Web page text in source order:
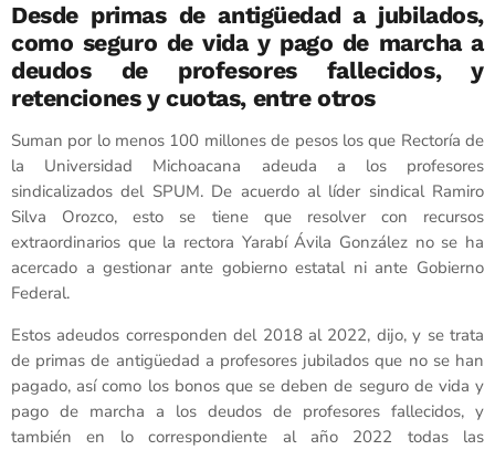
Desde primas de antigüedad a jubilados,
como seguro de vida y pago de marcha a
deudos de profesores fallecidos, y
retenciones y cuotas, entre otros
Suman por lo menos 100 millones de pesos los que Rectoría de
la Universidad Michoacana adeuda a los profesores
sindicalizados del SPUM. De acuerdo al líder sindical Ramiro
Silva Orozco, esto se tiene que resolver con recursos
extraordinarios que la rectora Yarabí Ávila González no se ha
acercado a gestionar ante gobierno estatal ni ante Gobierno
Federal.
Estos adeudos corresponden del 2018 al 2022, dijo, y se trata
de primas de antigüedad a profesores jubilados que no se han
pagado, así como los bonos que se deben de seguro de vida y
pago de marcha a los deudos de profesores fallecidos, y
también en lo correspondiente al año 2022 todas las